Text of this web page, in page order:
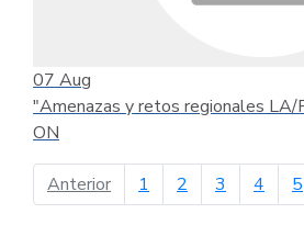
07 Aug
"Amenazas y retos regionales
ON
Anteriorpágina anterior
1 2 3 4 5